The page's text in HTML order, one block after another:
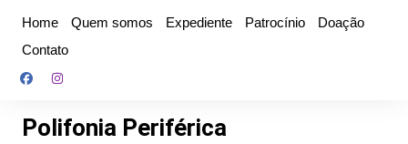
conteúdo
Home Quem somos Expediente Patrocínio
Doação
Contato
Polifonia Periférica